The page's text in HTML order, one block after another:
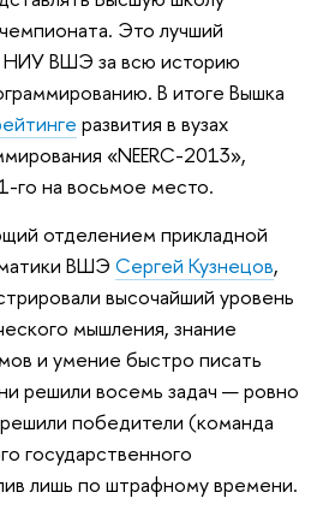
Это лучший
НИУ ВШЭ за всю историю
В итоге Вышка
развития в вузах
«NEERC-2013»,
го на восьмое место.
отделением прикладной
ВШЭ Сергей Кузнецов,
высочайший уровень
мышления, знание
и умение быстро писать
решили восемь задач — ровно
победители (команда
государственного
лишь по штрафному времени.